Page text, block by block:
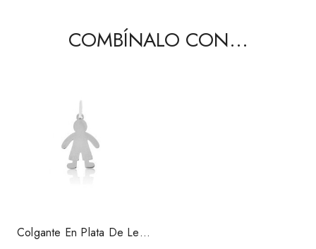
COMBÍNALO CON...
Colgante En Plata De Ley